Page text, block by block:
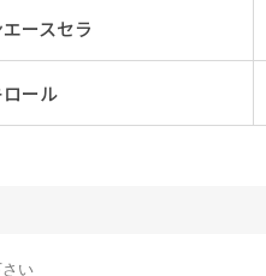
ースセラ
ロール